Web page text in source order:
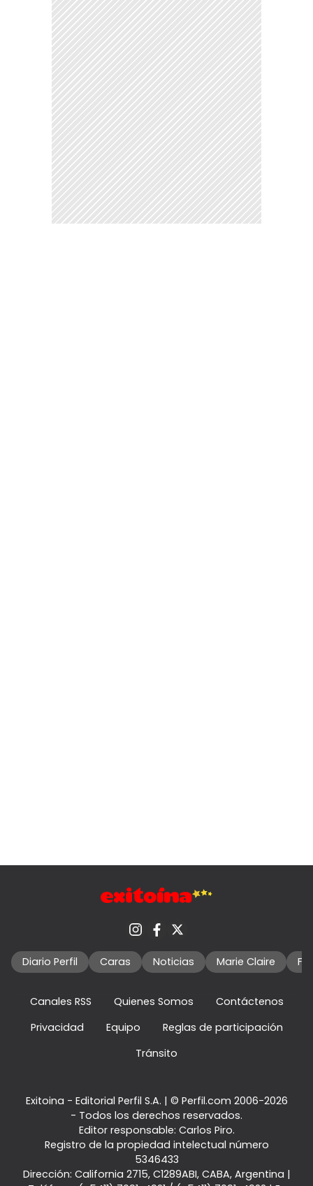
Diario Perfil Caras Noticias Marie Claire
Canales RSS Quienes Somos
Contáctenos
Privacidad
Equipo
Reglas de participación
Tránsito
Exitoina - Editorial Perfil S.A. | © Perfil.com 2006-2026
- Todos los derechos reservados.
Editor responsable: Carlos Piro.
Registro de la propiedad intelectual número
5346433
Dirección: California 2715, C1289ABI, CABA, Argentina |